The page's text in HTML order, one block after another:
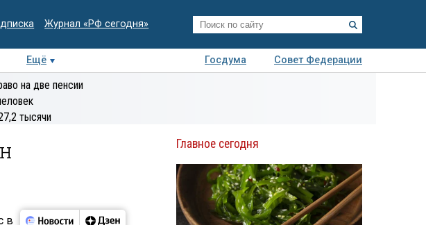
Журнал «РФ сегодня»
Ещё Госдума
Совет Федерации
Деловая
на две пенсии
тысячи
в
Главное сегодня